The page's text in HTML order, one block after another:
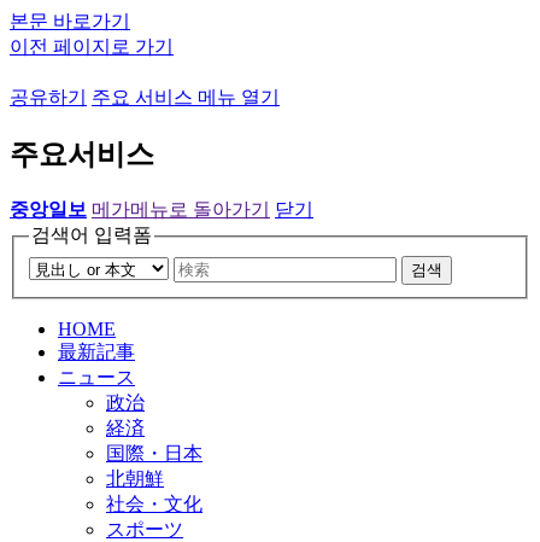
본문 바로가기
이전 페이지로 가기
공유하기 주요 서비스 메뉴 열기
주요서비스
중앙일보 메가메뉴로 돌아가기
닫기
검색어 입력폼
검색
HOME
最新記事
ニュース
政治
経済
国際・日本
北朝鮮
社会・文化
スポーツ